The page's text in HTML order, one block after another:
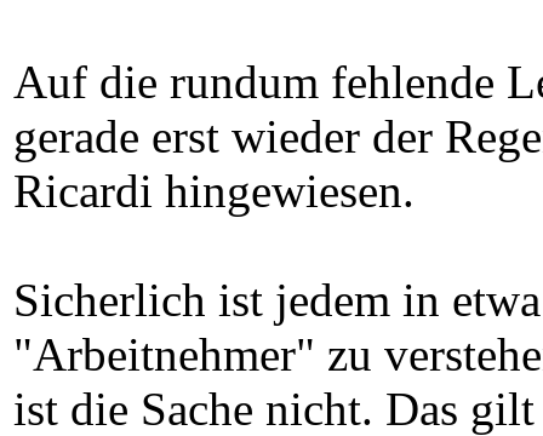
Auf die rundum fehlende
gerade erst wieder der
Ricardi hingewiesen.
Sicherlich ist jedem in
"Arbeitnehmer" zu
ist die Sache nicht. Das